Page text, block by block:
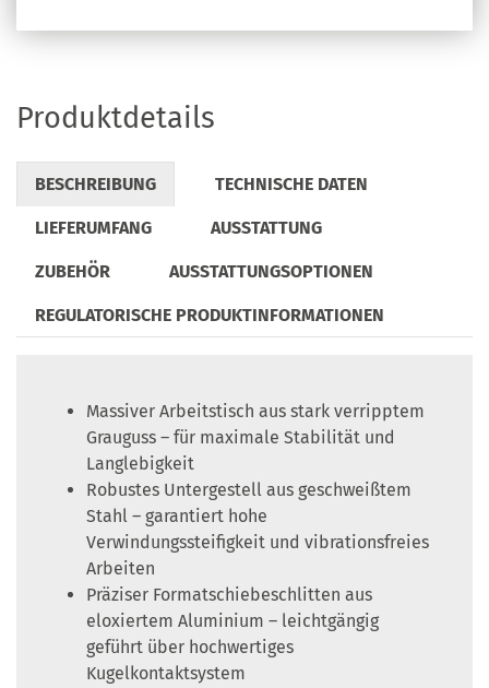
Produktdetails
BESCHREIBUNG TECHNISCHE DATEN
LIEFERUMFANG AUSSTATTUNG
ZUBEHÖR AUSSTATTUNGSOPTIONEN
REGULATORISCHE PRODUKTINFORMATIONEN
Massiver Arbeitstisch aus stark verripptem
Grauguss – für maximale Stabilität und
Langlebigkeit
Robustes Untergestell aus geschweißtem
Stahl – garantiert hohe
Verwindungssteifigkeit und vibrationsfreies
Arbeiten
Präziser Formatschiebeschlitten aus
eloxiertem Aluminium – leichtgängig
geführt über hochwertiges
Kugelkontaktsystem